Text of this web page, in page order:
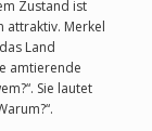
Zustand ist
attraktiv. Merkel
Land
amtierende
Sie lautet